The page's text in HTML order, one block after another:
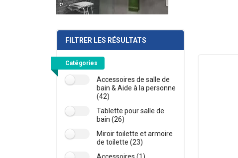
FILTRER LES RÉSULTATS
Catégories
Accessoires de salle de
bain & Aide à la personne
(42)
Tablette pour salle de
bain (26)
Miroir toilette et armoire
de toilette (23)